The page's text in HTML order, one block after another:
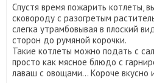
Спустя время пожарить котлеты,
сковороду с разогретым
слегка утрамбовывая в плоский
сторон до румяной корочки.
Такие котлеты можно подать с
просто как мясное блюдо с
лаваш с овощами… Короче вкусно